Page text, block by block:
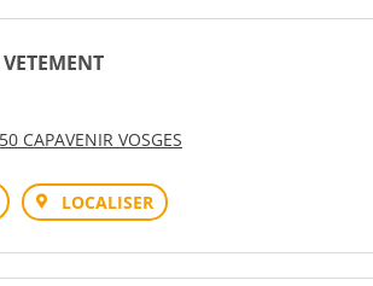
CAPAVENIR VOSGES
LOCALISER